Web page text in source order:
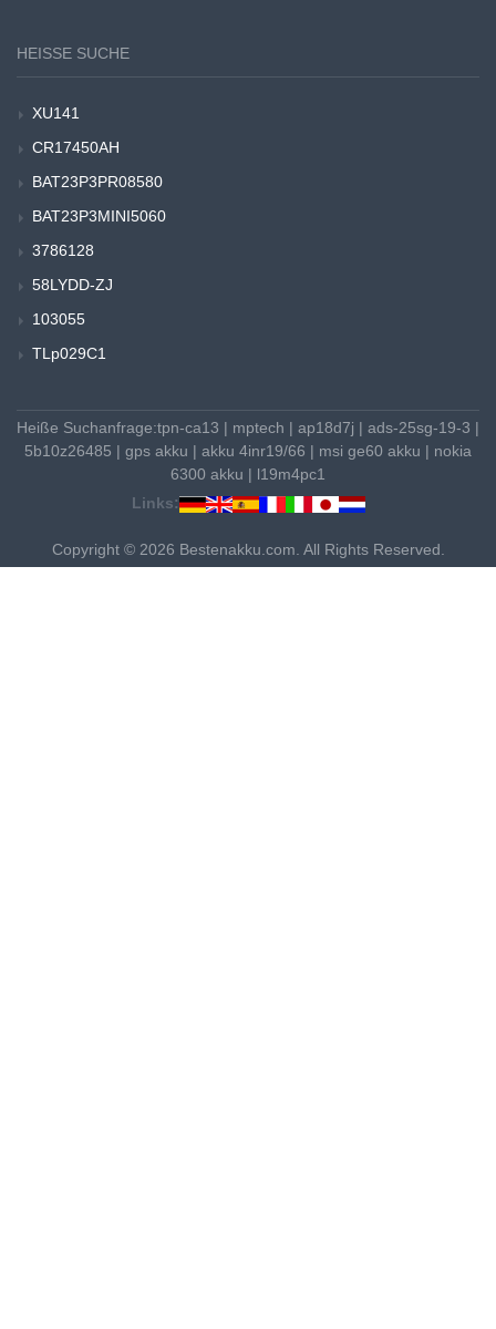
HEISSE SUCHE
XU141
CR17450AH
BAT23P3PR08580
BAT23P3MINI5060
3786128
58LYDD-ZJ
103055
TLp029C1
Heiße Suchanfrage:tpn-ca13 | mptech | ap18d7j | ads-25sg-19-3 |
5b10z26485 | gps akku | akku 4inr19/66 | msi ge60 akku | nokia
6300 akku | l19m4pc1
Links:
Copyright © 2026 Bestenakku.com. All Rights Reserved.